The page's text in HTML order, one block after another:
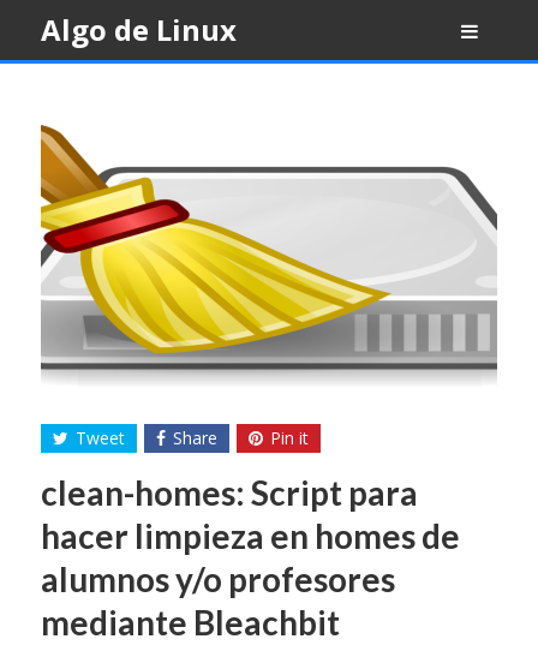
content
Algo de Linux
Tweet Share Pin it
clean-homes: Script para
hacer limpieza en homes de
alumnos y/o profesores
mediante Bleachbit